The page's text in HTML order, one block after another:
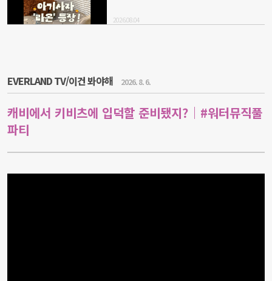
2026.08.04
EVERLAND TV/이건 봐야해 2026. 8. 6.
캐비에서 키비츠에 입덕할 준비됐지?｜#워터뮤직풀
파티